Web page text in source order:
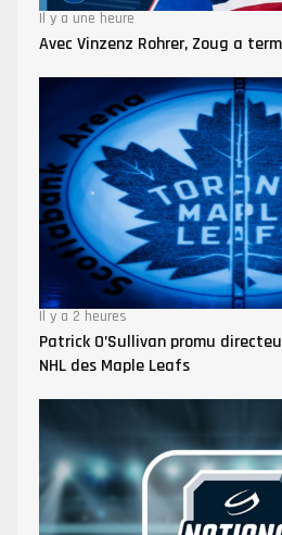
Il y a une heure
Avec Vinzenz Rohrer, Zoug a
Il y a 2 heures
Patrick O’Sullivan promu
NHL des Maple Leafs